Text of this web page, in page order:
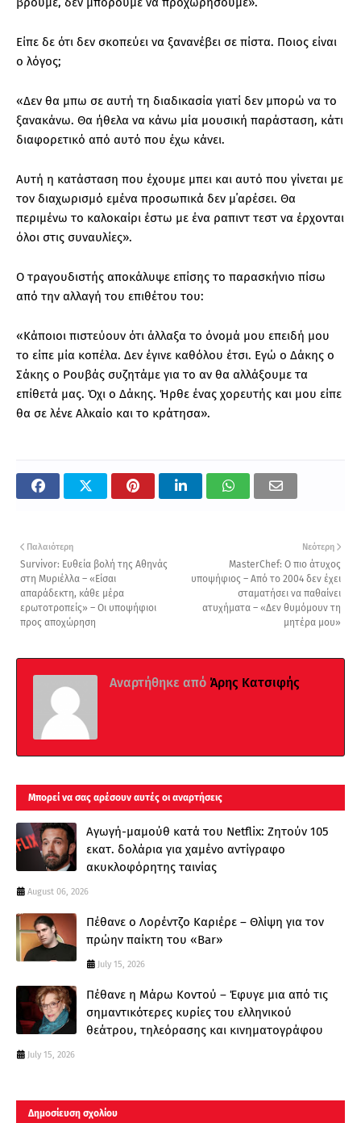
Είπε δε ότι δεν σκοπεύει να ξανανέβει σε πίστα. Ποιος είναι
ο λόγος;
«Δεν θα μπω σε αυτή τη διαδικασία γιατί δεν μπορώ να το
ξανακάνω. Θα ήθελα να κάνω μία μουσική παράσταση, κάτι
διαφορετικό από αυτό που έχω κάνει.
Αυτή η κατάσταση που έχουμε μπει και αυτό που γίνεται με
τον διαχωρισμό εμένα προσωπικά δεν μ΄αρέσει. Θα
περιμένω το καλοκαίρι έστω με ένα ραπιντ τεστ να έρχονται
όλοι στις συναυλίες».
Ο τραγουδιστής αποκάλυψε επίσης το παρασκήνιο πίσω
από την αλλαγή του επιθέτου του:
«Κάποιοι πιστεύουν ότι άλλαξα το όνομά μου επειδή μου
το είπε μία κοπέλα. Δεν έγινε καθόλου έτσι. Εγώ ο Δάκης ο
Σάκης ο Ρουβάς συζητάμε για το αν θα αλλάξουμε τα
επίθετά μας. Όχι ο Δάκης. Ήρθε ένας χορευτής και μου είπε
θα σε λένε Αλκαίο και το κράτησα».
Νεότερη
MasterChef: Ο πιο άτυχος
υποψήφιος – Από το 2004 δεν έχει
σταματήσει να παθαίνει
ατυχήματα – «Δεν θυμόμουν τη
μητέρα μου»
Παλαιότερη
Survivor: Ευθεία βολή της Αθηνάς
στη Μυριέλλα – «Είσαι
απαράδεκτη, κάθε μέρα
ερωτοτροπείς» – Οι υποψήφιοι
προς αποχώρηση
Αναρτήθηκε από Άρης Κατσιφής
Μπορεί να σας αρέσουν αυτές οι αναρτήσεις
Αγωγή-μαμούθ κατά του Netflix: Ζητούν 105
εκατ. δολάρια για χαμένο αντίγραφο
ακυκλοφόρητης ταινίας
August 06, 2026
Πέθανε ο Λορέντζο Καριέρε – Θλίψη για τον
πρώην παίκτη του «Bar»
July 15, 2026
Πέθανε η Μάρω Κοντού – Έφυγε μια από τις
σημαντικότερες κυρίες του ελληνικού
θεάτρου, τηλεόρασης και κινηματογράφου
July 15, 2026
Δημοσίευση σχολίου